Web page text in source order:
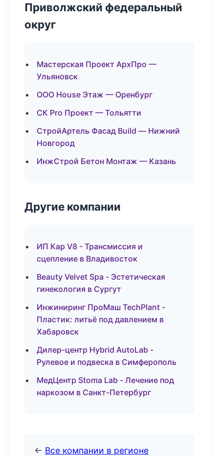
Приволжский федеральный
округ
Мастерская Проект АрхПро —
Ульяновск
ООО House Этаж — Оренбург
СК Pro Проект — Тольятти
СтройАртель Фасад Build — Нижний
Новгород
ИнжСтрой Бетон Монтаж — Казань
Другие компании
ИП Кар V8 - Трансмиссия и
сцепление в Владивосток
Beauty Velvet Spa - Эстетическая
гинекология в Сургут
Инжиниринг ПроМаш TechPlant -
Пластик: литьё под давлением в
Хабаровск
Дилер-центр Hybrid AutoLab -
Рулевое и подвеска в Симферополь
МедЦентр Stoma Lab - Лечение под
наркозом в Санкт-Петербург
← Все компании в регионе